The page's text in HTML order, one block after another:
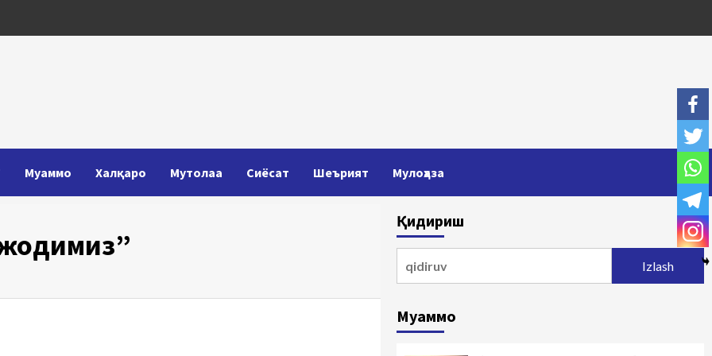
Муаммо Халқаро Мутолаа Сиёсат Шеърият Мулоҳаза
Қидириш
Муаммо